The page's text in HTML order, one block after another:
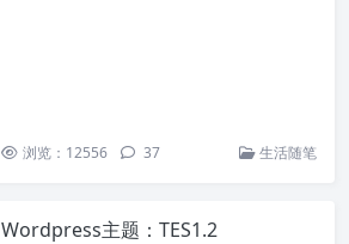
浏览：12556 37 生活随笔
Wordpress主题：TES1.2